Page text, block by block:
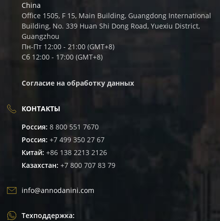
China
Office 1505, F 15, Main Building, Guangdong International
Building, No. 339 Huan Shi Dong Road, Yuexiu District,
Guangzhou
Пн-Пт 12:00 - 21:00 (GMT+8)
Сб 12:00 - 17:00 (GMT+8)
Согласие на обработку данных
КОНТАКТЫ
Россия: 8 800 551 7670
Россия: +7 499 350 27 67
Китай: +86 138 2213 2126
Казахстан: +7 800 707 83 79
info@annodanini.com
Техподдержка: